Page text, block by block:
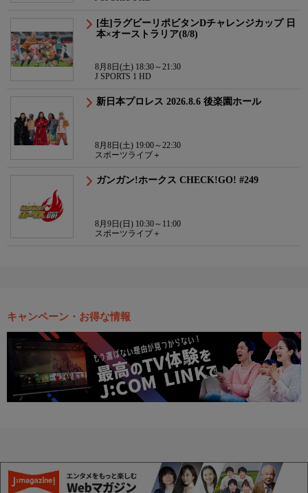
[生]ラグビーリポビタンDチャレンジカップ 日
本×オーストラリア(8/8)
8月8日(土) 18:30～21:30
J SPORTS 1 HD
新日本プロレス 2026.8.6 後楽園ホール
8月8日(土) 19:00～22:30
スポーツライブ＋
ガンガン!ホークス CHECK!GO! #249
8月9日(日) 10:30～11:00
スポーツライブ＋
キャンペーン・お得な情報